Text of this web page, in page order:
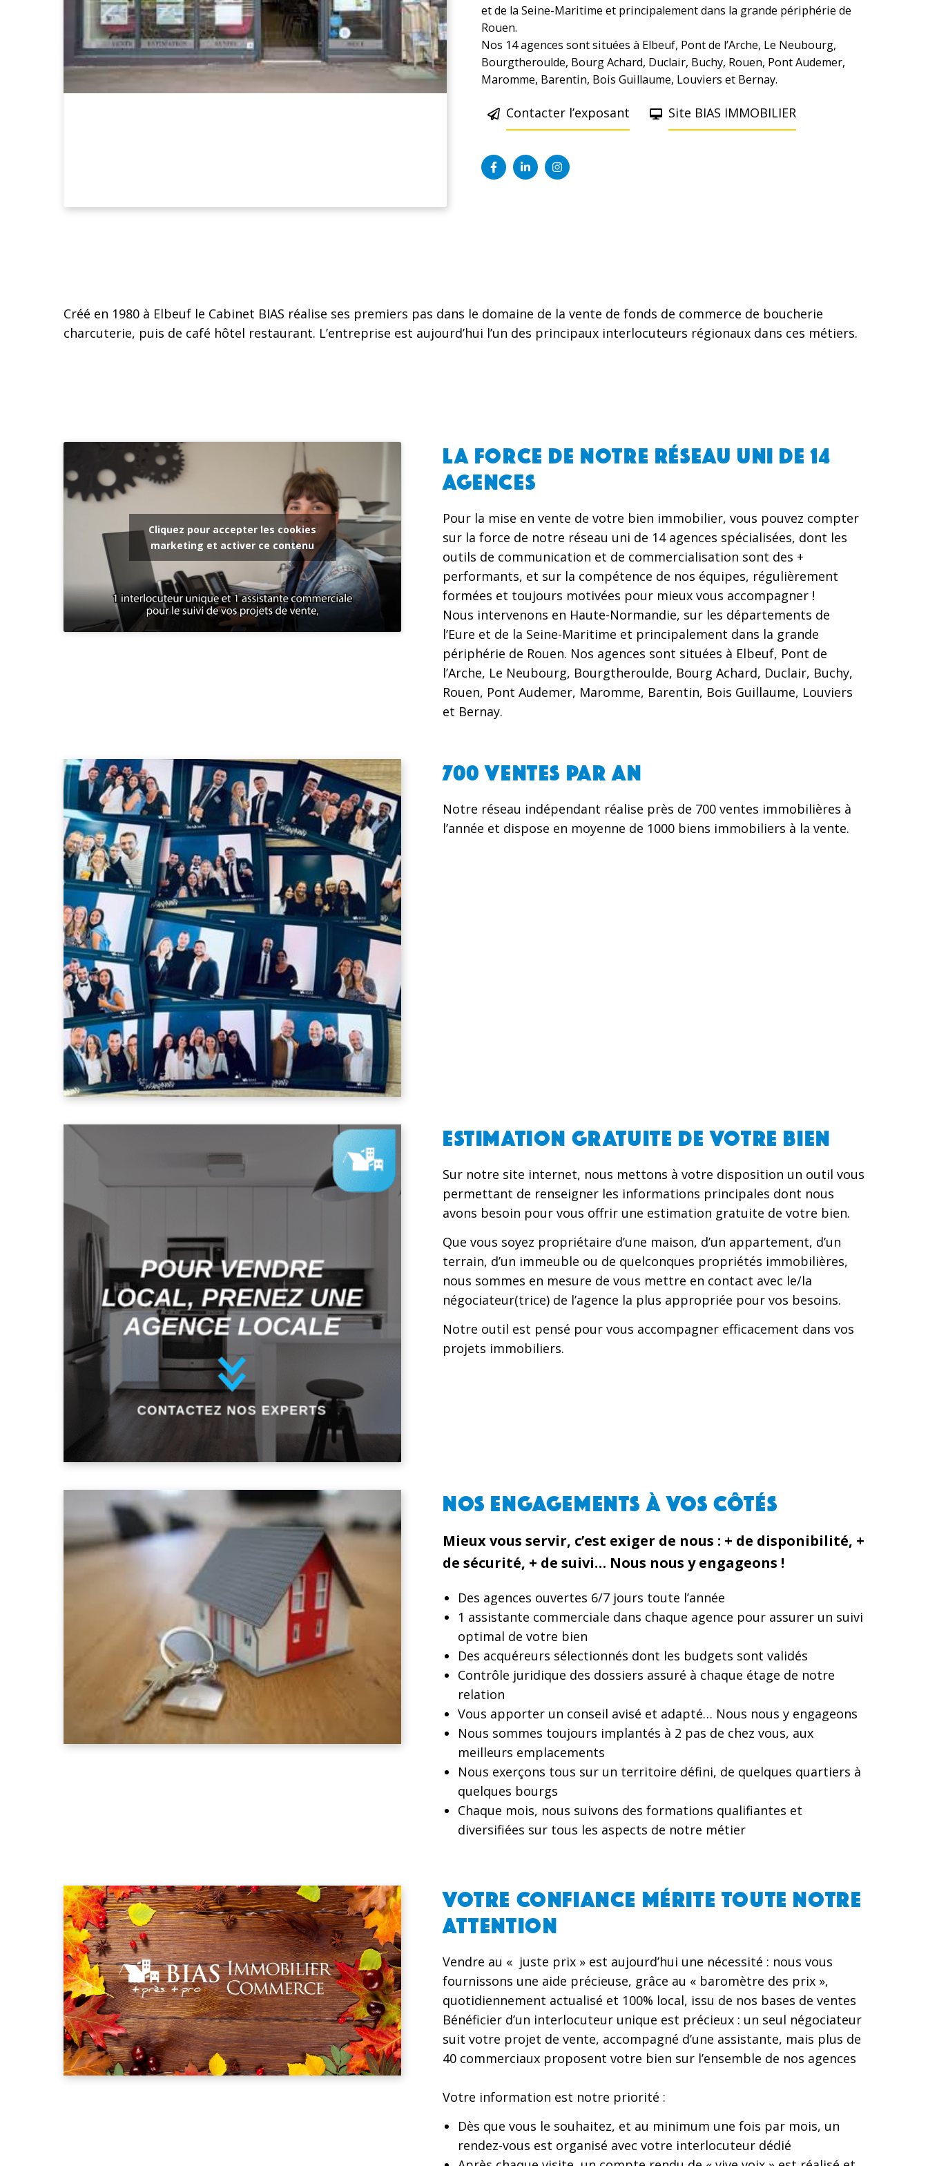
et de la Seine-Maritime et principalement dans la grande périphérie de
Rouen.
Nos 14 agences sont situées à Elbeuf, Pont de l’Arche, Le Neubourg,
Bourgtheroulde, Bourg Achard, Duclair, Buchy, Rouen, Pont Audemer,
Maromme, Barentin, Bois Guillaume, Louviers et Bernay.
Contacter l’exposant Site BIAS IMMOBILIER
Créé en 1980 à Elbeuf le Cabinet BIAS réalise ses premiers pas dans le domaine de la vente de fonds de commerce de boucherie
charcuterie, puis de café hôtel restaurant. L’entreprise est aujourd’hui l’un des principaux interlocuteurs régionaux dans ces métiers.
Cliquez pour accepter les cookies
marketing et activer ce contenu
LA FORCE DE NOTRE RÉSEAU UNI DE 14
AGENCES
Pour la mise en vente de votre bien immobilier, vous pouvez compter
sur la force de notre réseau uni de 14 agences spécialisées, dont les
outils de communication et de commercialisation sont des +
performants, et sur la compétence de nos équipes, régulièrement
formées et toujours motivées pour mieux vous accompagner !
Nous intervenons en Haute-Normandie, sur les départements de
l’Eure et de la Seine-Maritime et principalement dans la grande
périphérie de Rouen. Nos agences sont situées à Elbeuf, Pont de
l’Arche, Le Neubourg, Bourgtheroulde, Bourg Achard, Duclair, Buchy,
Rouen, Pont Audemer, Maromme, Barentin, Bois Guillaume, Louviers
et Bernay.
700 VENTES PAR AN
Notre réseau indépendant réalise près de 700 ventes immobilières à
l’année et dispose en moyenne de 1000 biens immobiliers à la vente.
ESTIMATION GRATUITE DE VOTRE BIEN
Sur notre site internet, nous mettons à votre disposition un outil vous
permettant de renseigner les informations principales dont nous
avons besoin pour vous offrir une estimation gratuite de votre bien.
Que vous soyez propriétaire d’une maison, d’un appartement, d’un
terrain, d’un immeuble ou de quelconques propriétés immobilières,
nous sommes en mesure de vous mettre en contact avec le/la
négociateur(trice) de l’agence la plus appropriée pour vos besoins.
Notre outil est pensé pour vous accompagner efficacement dans vos
projets immobiliers.
NOS ENGAGEMENTS À VOS CÔTÉS
Mieux vous servir, c’est exiger de nous : + de disponibilité, +
de sécurité, + de suivi… Nous nous y engageons !
Des agences ouvertes 6/7 jours toute l’année
1 assistante commerciale dans chaque agence pour assurer un suivi
optimal de votre bien
Des acquéreurs sélectionnés dont les budgets sont validés
Contrôle juridique des dossiers assuré à chaque étage de notre
relation
Vous apporter un conseil avisé et adapté… Nous nous y engageons
Nous sommes toujours implantés à 2 pas de chez vous, aux
meilleurs emplacements
Nous exerçons tous sur un territoire défini, de quelques quartiers à
quelques bourgs
Chaque mois, nous suivons des formations qualifiantes et
diversifiées sur tous les aspects de notre métier
VOTRE CONFIANCE MÉRITE TOUTE NOTRE
ATTENTION
Vendre au « juste prix » est aujourd’hui une nécessité : nous vous
fournissons une aide précieuse, grâce au « baromètre des prix »,
quotidiennement actualisé et 100% local, issu de nos bases de ventes
Bénéficier d’un interlocuteur unique est précieux : un seul négociateur
suit votre projet de vente, accompagné d’une assistante, mais plus de
40 commerciaux proposent votre bien sur l’ensemble de nos agences
Votre information est notre priorité :
Dès que vous le souhaitez, et au minimum une fois par mois, un
rendez-vous est organisé avec votre interlocuteur dédié